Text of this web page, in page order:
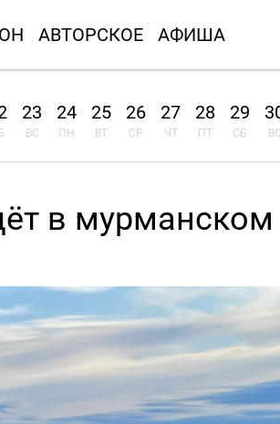
АВТОРСКОЕ АФИША
23
ВС
24
ПН
25
ВТ
26
СР
27
ЧТ
28
ПТ
29
СБ ВС
в мурманском